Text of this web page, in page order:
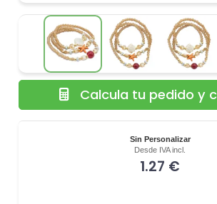
Sin Personalizar
Desde IVA incl.
1.27 €
Calcula tu pedido y